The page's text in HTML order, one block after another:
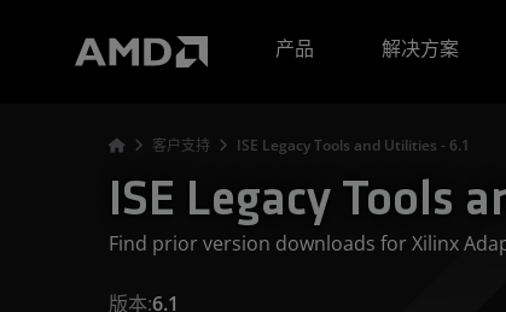
产品
解决方案
客户支持 ISE Legacy Tools and Utilities - 6.1
ISE Legacy Tools
Find prior version downloads for Xilinx
版本:6.1